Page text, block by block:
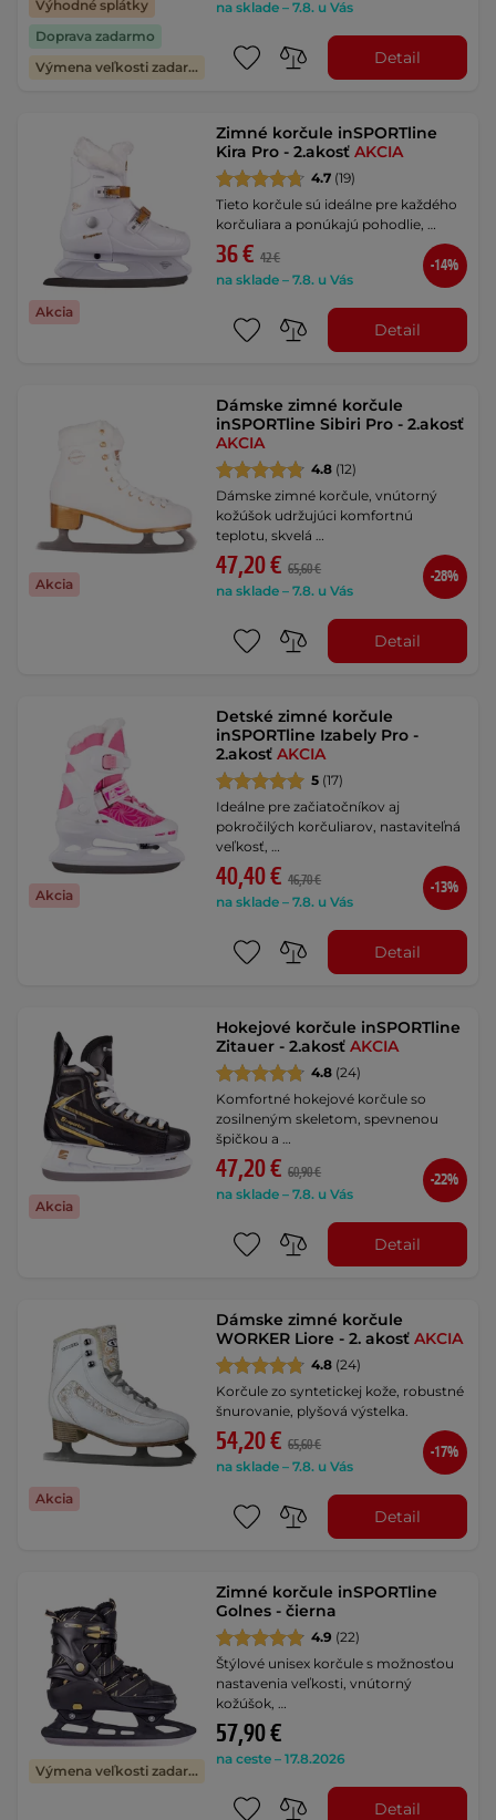
Výhodné splátky
Doprava zadarmo
Výmena veľkosti zadarmo
na sklade – 7.8. u Vás
Detail
Akcia
Zimné korčule inSPORTline
Kira Pro - 2.akosťAKCIA
4.7 (19)
Tieto korčule sú ideálne pre každého
korčuliara a ponúkajú pohodlie, …
36 € 42 €
na sklade – 7.8. u Vás
-14%
Detail
Akcia
Dámske zimné korčule
inSPORTline Sibiri Pro - 2.akosť
AKCIA
4.8 (12)
Dámske zimné korčule, vnútorný
kožúšok udržujúci komfortnú
teplotu, skvelá …
47,20 € 65,60 €
na sklade – 7.8. u Vás
-28%
Detail
Akcia
Detské zimné korčule
inSPORTline Izabely Pro -
2.akosťAKCIA
5 (17)
Ideálne pre začiatočníkov aj
pokročilých korčuliarov, nastaviteľná
veľkosť, …
40,40 € 46,70 €
na sklade – 7.8. u Vás
-13%
Detail
Akcia
Hokejové korčule inSPORTline
Zitauer - 2.akosťAKCIA
4.8 (24)
Komfortné hokejové korčule so
zosilneným skeletom, spevnenou
špičkou a …
47,20 € 60,90 €
na sklade – 7.8. u Vás
-22%
Detail
Akcia
Dámske zimné korčule
WORKER Liore - 2. akosťAKCIA
4.8 (24)
Korčule zo syntetickej kože, robustné
šnurovanie, plyšová výstelka.
54,20 € 65,60 €
na sklade – 7.8. u Vás
-17%
Detail
Výmena veľkosti zadarmo
Zimné korčule inSPORTline
Golnes - čierna
4.9 (22)
Štýlové unisex korčule s možnosťou
nastavenia veľkosti, vnútorný
kožúšok, …
57,90 €
na ceste – 17.8.2026
Detail